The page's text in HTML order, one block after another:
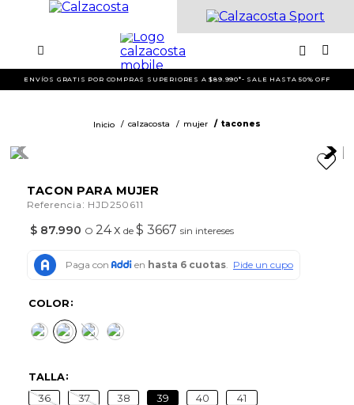
ENVÍOS GRATIS POR COMPRAS SUPERIORES A $89.990*- SALE HASTA 50% OFF
calzacosta mujer tacones
TACON PARA MUJER
Referencia : HJD250611
$ 87.990 O 24x de$ 3667 sin intereses
COLOR
TALLA
36 37 38 39 40 41